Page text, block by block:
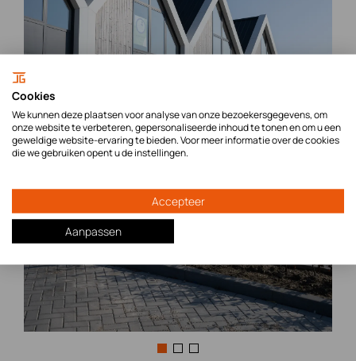
Cookies
We kunnen deze plaatsen voor analyse van onze bezoekersgegevens, om
onze website te verbeteren, gepersonaliseerde inhoud te tonen en om u een
geweldige website-ervaring te bieden. Voor meer informatie over de cookies
die we gebruiken opent u de instellingen.
Accepteer
Aanpassen